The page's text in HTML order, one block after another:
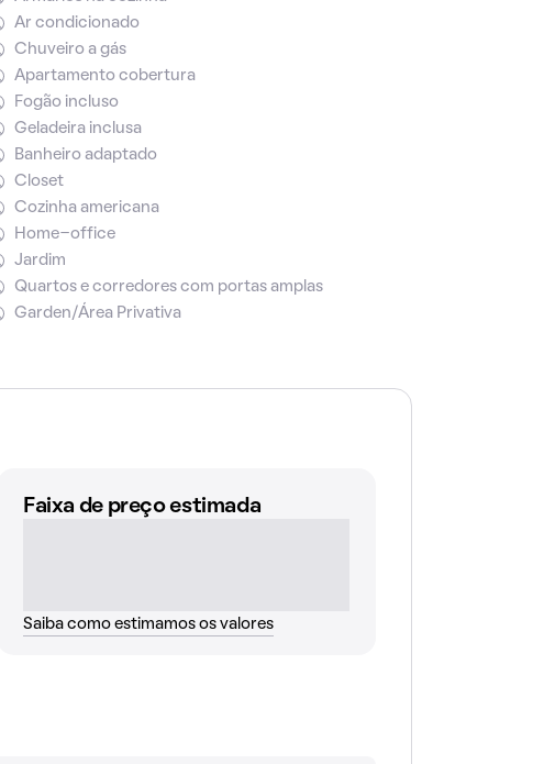
Ar condicionado
Chuveiro a gás
Apartamento cobertura
Fogão incluso
Geladeira inclusa
Banheiro adaptado
Closet
Cozinha americana
Home-office
Jardim
Quartos e corredores com portas amplas
Garden/Área Privativa
Faixa de preço estimada
Saiba como estimamos os valores